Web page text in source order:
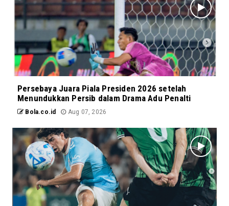
Persebaya Juara Piala Presiden 2026 setelah
Menundukkan Persib dalam Drama Adu Penalti
Bola.co.id Aug 07, 2026